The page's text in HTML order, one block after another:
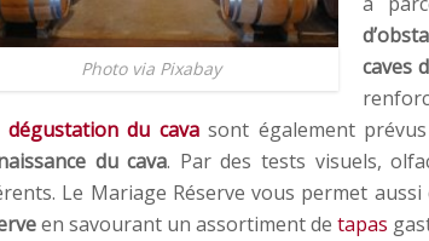
Photo via Pixabay
caves
du cavasont également
du cava. Par des tests visuels,
Le Mariage Réserve vous permet aussi
en savourant un assortiment de tapas